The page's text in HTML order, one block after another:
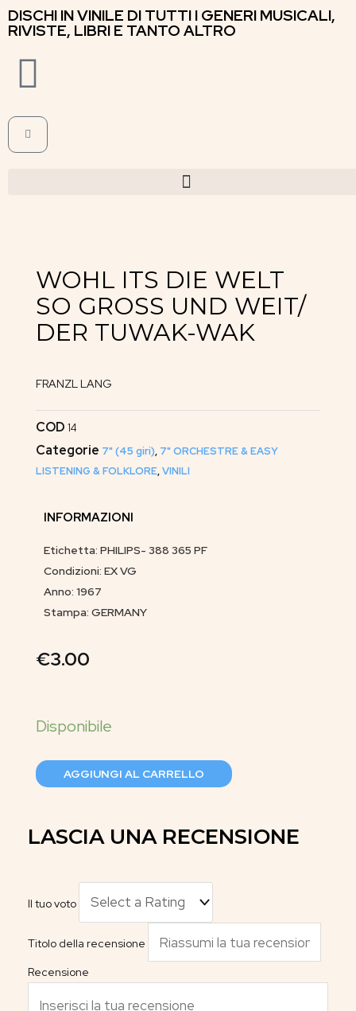
DISCHI IN VINILE DI TUTTI I GENERI MUSICALI,
RIVISTE, LIBRI E TANTO ALTRO
WOHL ITS DIE WELT
SO GROSS UND WEIT/
DER TUWAK-WAK
FRANZL LANG
COD 14
Categorie 7" (45 giri), 7" ORCHESTRE & EASY
LISTENING & FOLKLORE,VINILI
INFORMAZIONI
Etichetta: PHILIPS- 388 365 PF
Condizioni: EX VG
Anno: 1967
Stampa: GERMANY
€3.00
AGGIUNGI AL CARRELLO
LASCIA UNA RECENSIONE
Il tuo voto
Titolo della recensione
Recensione